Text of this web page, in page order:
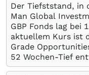
Der Tiefststand, in
Man Global
GBP Fonds lag bei
aktuellem Kurs ist
Grade
52 Wochen-Tief